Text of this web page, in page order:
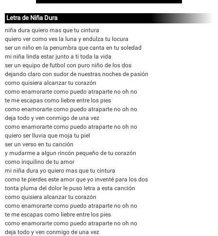
Letra de Niña Dura
niña dura quiero mas que tu cintura
quiero ver como ves la luna y endulza tu locura
ser un niño en la penumbra que canta en tu soledad
mi niña linda estar junto a ti toda la vida
ser un equipo de futbol con puro niño de los dos
dejando claro con sudor de nuestras noches de pasión
como quisiera alcanzar tu corazón
como enamorarte como puedo atraparte no oh no
te me escapas como liebre entre los pies
como enamorarte como puedo atraparte no oh no
deja todo y ven conmigo de una vez
como enamorarte como puedo atraparte no oh no
quiero ser lluvia que moja tu piel
ser un verso en tu canción
y mudarme a algun rincón pequeño de tu corazón
como inquilino de tu amor
mi niña dura yo quiero mas que tu cintura
como te pierdes este amor que yo inventé para los dos
tonta pluma del dolor le puso letra a esta canción
como quisiera alcanzar tu corazón
como enamorarte como puedo atraparte no oh no
te me escapas como liebre entre los pies
como enamorarte como puedo atraparte no oh no
deja todo y ven conmigo de una vez